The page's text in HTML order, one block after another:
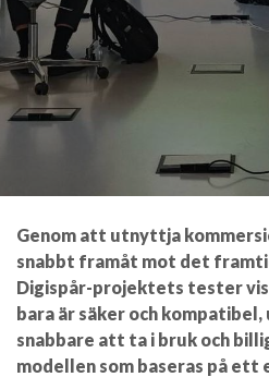
Genom att utnyttja
snabbt framåt mot det
Digispår-projektets tester
bara är säker och
snabbare att ta i bruk och
modellen som baseras på ett